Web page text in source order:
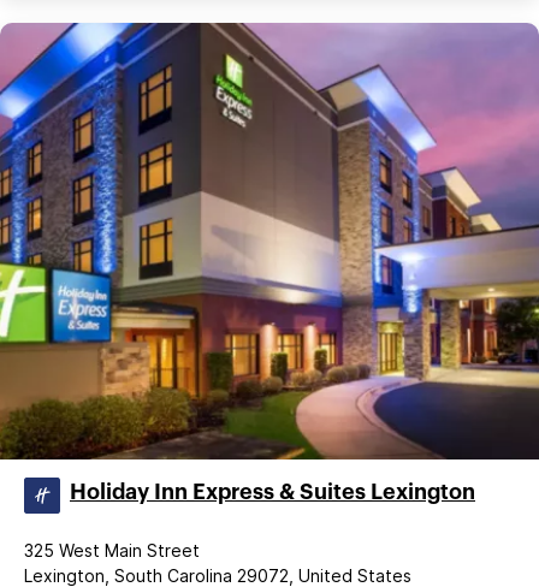
Holiday Inn Express & Suites Lexington
325 West Main Street
Lexington, South Carolina 29072, United States